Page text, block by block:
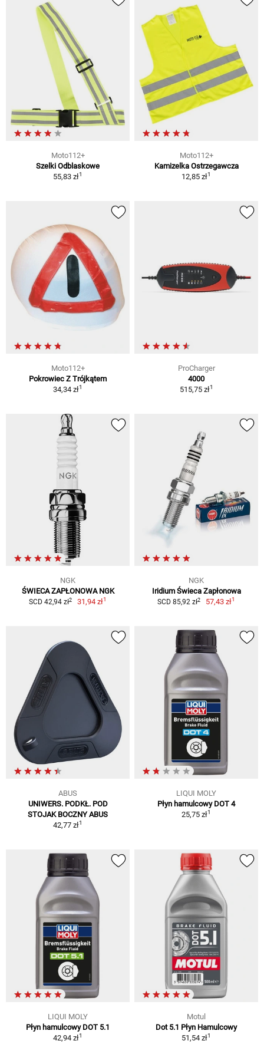
Moto112+
Szelki Odblaskowe
55,83 zł1
Moto112+
Kamizelka Ostrzegawcza
12,85 zł1
Moto112+
Pokrowiec Z Trójkątem
34,34 zł1
ProCharger
4000
515,75 zł1
NGK
ŚWIECA ZAPŁONOWA NGK
SCD 42,94 zł2 31,94 zł1
NGK
Iridium Świeca Zapłonowa
SCD 85,92 zł2 57,43 zł1
ABUS
UNIWERS. PODKŁ. POD
STOJAK BOCZNY ABUS
42,77 zł1
LIQUI MOLY
Płyn hamulcowy DOT 4
25,75 zł1
LIQUI MOLY
Płyn hamulcowy DOT 5.1
42,94 zł1
Motul
Dot 5.1 Płyn Hamulcowy
51,54 zł1